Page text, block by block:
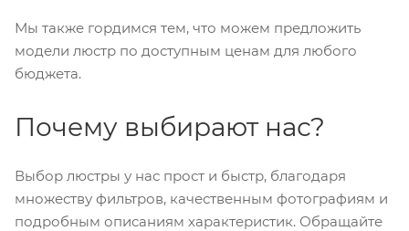
Мы также гордимся тем, что можем предложить
модели люстр по доступным ценам для любого
бюджета.
Почему выбирают нас?
Выбор люстры у нас прост и быстр, благодаря
множеству фильтров, качественным фотографиям и
подробным описаниям характеристик. Обращайте